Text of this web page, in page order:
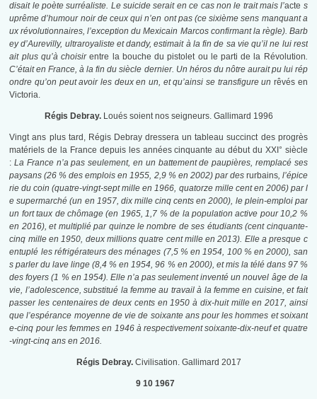
disait le poète surréaliste. Le suicide serait en ce cas non le trait mais l’acte s
uprême d’humour noir de ceux qui n’en ont pas (ce sixième sens manquant a
ux révolutionnaires, l’exception du Mexicain Marcos confirmant la règle). Barb
ey d’Aurevilly, ultraroyaliste et dandy, estimait à la fin de sa vie qu’il ne lui rest
ait plus qu’à choisirentre la bouche du pistolet ou le parti de la Révolution.
C’étaiten France, à la fin du siècle dernier. Un héros du nôtre aurait pu lui rép
ondre qu’on peut avoir les deux en un, et qu’ainsi se transfigure unrêvés en
Victoria.
Régis Debray.Loués soient nos seigneurs. Gallimard 1996
Vingt ans plus tard, Régis Debray dressera un tableau succinct des progrès
matériels de la France depuis les années cinquante au début du XXI° siècle
:La France n’a pas seulement, en un battement de paupières, remplacé ses
paysans (26 % des emplois en 1955, 2,9 % en 2002) par des rurbains, l’épice
rie du coin (quatre-vingt-sept mille en 1966, quatorze mille cent en 2006) par l
e supermarché (un en 1957, dix mille cinq cents en 2000), le plein-emploi par
un fort taux de chômage (en 1965, 1,7 % de la population active pour 10,2 %
en 2016), et multiplié par quinze le nombre de ses étudiants (cent cinquante-
cinq mille en 1950, deux millions quatre cent mille en 2013). Elle a presque c
entuplé les réfrigérateurs des ménages (7,5 % en 1954, 100 % en 2000), san
s parler du lave linge (8,4 % en 1954, 96 % en 2000), et mis la télé dans 97 %
des foyers (1 % en 1954). Elle n’a pas seulement inventé un nouvel âge de la
vie, l’adolescence, substitué la femme au travail à la femme en cuisine, et fait
passer les centenaires de deux cents en 1950 à dix-huit mille en 2017, ainsi
que l’espérance moyenne de vie de soixante ans pour les hommes et soixant
e-cinq pour les femmes en 1946 à respectivement soixante-dix-neuf et quatre
-vingt-cinq ans en 2016.
Régis Debray. Civilisation. Gallimard 2017
9 10 1967